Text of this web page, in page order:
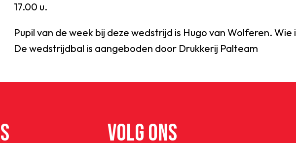
17.00 u.
Pupil van de week bij deze wedstrijd is Hugo van Wolferen. Wie
De wedstrijdbal is aangeboden door Drukkerij Palteam
VOLG ONS